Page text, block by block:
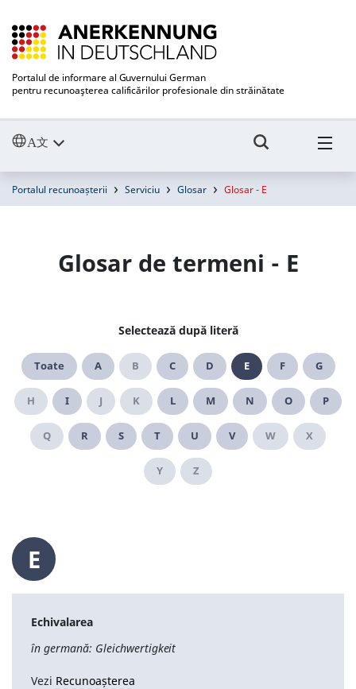
Portalul de informare al Guvernului German
pentru recunoaşterea calificărilor profesionale din străinătate
Portalul recunoașterii Serviciu Glosar Glosar - E
Glosar de termeni - E
Selectează după literă
Toate A B C D E F G
H I J K L M N O P
Q R S T U V W X
Y Z
E
Echivalarea
în germană: Gleichwertigkeit
Vezi Recunoașterea